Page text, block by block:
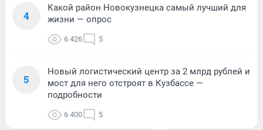
4
Какой район Новокузнецка самый лучший для
жизни — опрос
6 426 5
5
Новый логистический центр за 2 млрд рублей и
мост для него отстроят в Кузбассе —
подробности
6 400 5